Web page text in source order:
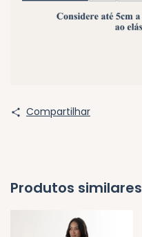
Compartilhar
Produtos similares